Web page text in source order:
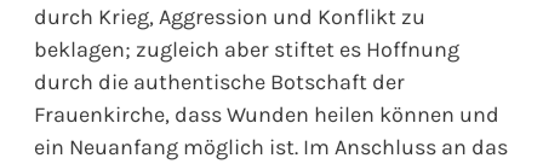
durch Krieg, Aggression und Konflikt zu
beklagen; zugleich aber stiftet es Hoffnung
durch die authentische Botschaft der
Frauenkirche, dass Wunden heilen können und
ein Neuanfang möglich ist. Im Anschluss an das